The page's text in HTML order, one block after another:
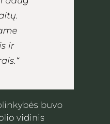
ir
buvo
vidinis